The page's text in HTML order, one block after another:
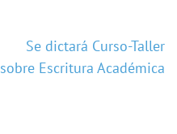
Se dictará Curso-Taller
sobre Escritura Académica